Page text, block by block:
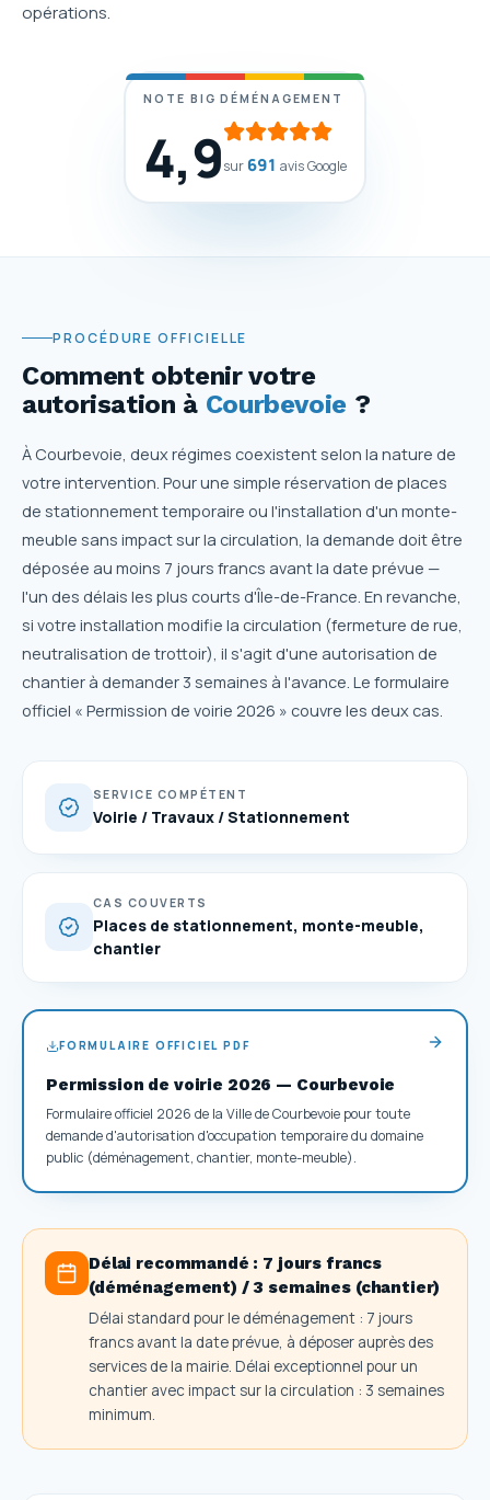
opérations.
NOTE BIG DÉMÉNAGEMENT
4,9sur691 avis Google
PROCÉDURE OFFICIELLE
Comment obtenir votre
autorisation à Courbevoie ?
À Courbevoie, deux régimes coexistent selon la nature de
votre intervention. Pour une simple réservation de places
de stationnement temporaire ou l'installation d'un monte-
meuble sans impact sur la circulation, la demande doit être
déposée au moins 7 jours francs avant la date prévue —
l'un des délais les plus courts d'Île-de-France. En revanche,
si votre installation modifie la circulation (fermeture de rue,
neutralisation de trottoir), il s'agit d'une autorisation de
chantier à demander 3 semaines à l'avance. Le formulaire
officiel « Permission de voirie 2026 » couvre les deux cas.
SERVICE COMPÉTENT
Voirie / Travaux / Stationnement
CAS COUVERTS
Places de stationnement, monte-meuble,
chantier
FORMULAIRE OFFICIEL PDF
Permission de voirie 2026 — Courbevoie
Formulaire officiel 2026 de la Ville de Courbevoie pour toute
demande d'autorisation d'occupation temporaire du domaine
public (déménagement, chantier, monte-meuble).
Délai recommandé : 7 jours francs
(déménagement) / 3 semaines (chantier)
Délai standard pour le déménagement : 7 jours
francs avant la date prévue, à déposer auprès des
services de la mairie. Délai exceptionnel pour un
chantier avec impact sur la circulation : 3 semaines
minimum.